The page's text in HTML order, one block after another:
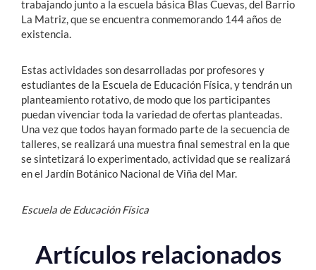
trabajando junto a la escuela básica Blas Cuevas, del Barrio
La Matriz, que se encuentra conmemorando 144 años de
existencia.
Estas actividades son desarrolladas por profesores y
estudiantes de la Escuela de Educación Física, y tendrán un
planteamiento rotativo, de modo que los participantes
puedan vivenciar toda la variedad de ofertas planteadas.
Una vez que todos hayan formado parte de la secuencia de
talleres, se realizará una muestra final semestral en la que
se sintetizará lo experimentado, actividad que se realizará
en el Jardín Botánico Nacional de Viña del Mar.
Escuela de Educación Física
Artículos relacionados